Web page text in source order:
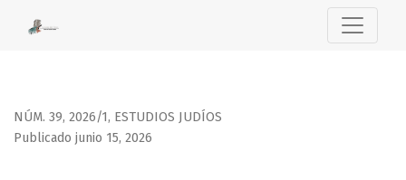
NÚM. 39, 2026/1, ESTUDIOS JUDÍOS
Publicado junio 15, 2026